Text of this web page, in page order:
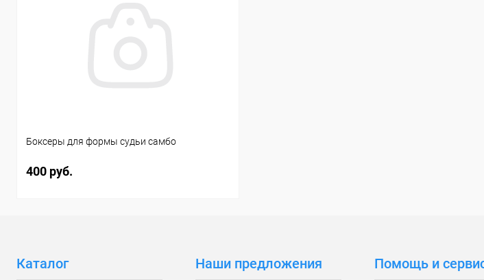
Боксеры для формы судьи самбо
400 руб.
Каталог Наши предложения Помощь и